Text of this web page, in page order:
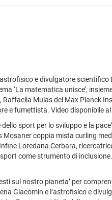
e divulgatore
‘La matematica unisce’,
Raffaella Mulas del Max Planck
e fumettista. Video disponibile
sport per lo sviluppo e la
coppia mista curling
Loredana Cerbara,
come strumento di
sul nostro pianeta’ per
Giacomin e l’astrofisico e